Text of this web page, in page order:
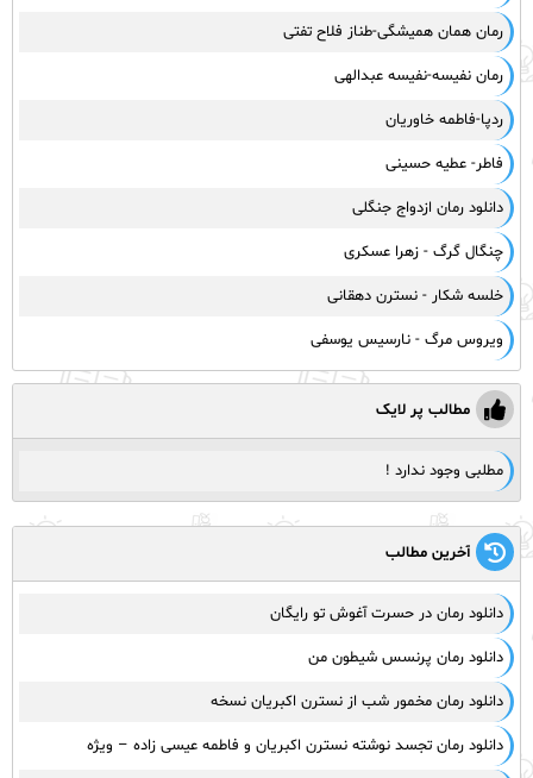
رمان همان همیشگی-طناز فلاح تفتی
رمان نفیسه-نفیسه عبدالهی
ردپا-فاطمه خاوریان
فاطر- عطیه حسینی
دانلود رمان ازدواج جنگلی
چنگال گرگ - زهرا عسکری
خلسه شکار - نسترن دهقانی
ویروس مرگ - نارسیس یوسفی
مطالب پر لایک
مطلبی وجود ندارد !
آخرین مطالب
دانلود رمان در حسرت آغوش تو رایگان
دانلود رمان پرنسس شیطون من
دانلود رمان مخمور شب از نسترن اکبریان نسخه
دانلود رمان تجسد نوشته نسترن اکبریان و فاطمه عیسی زاده – ویژه